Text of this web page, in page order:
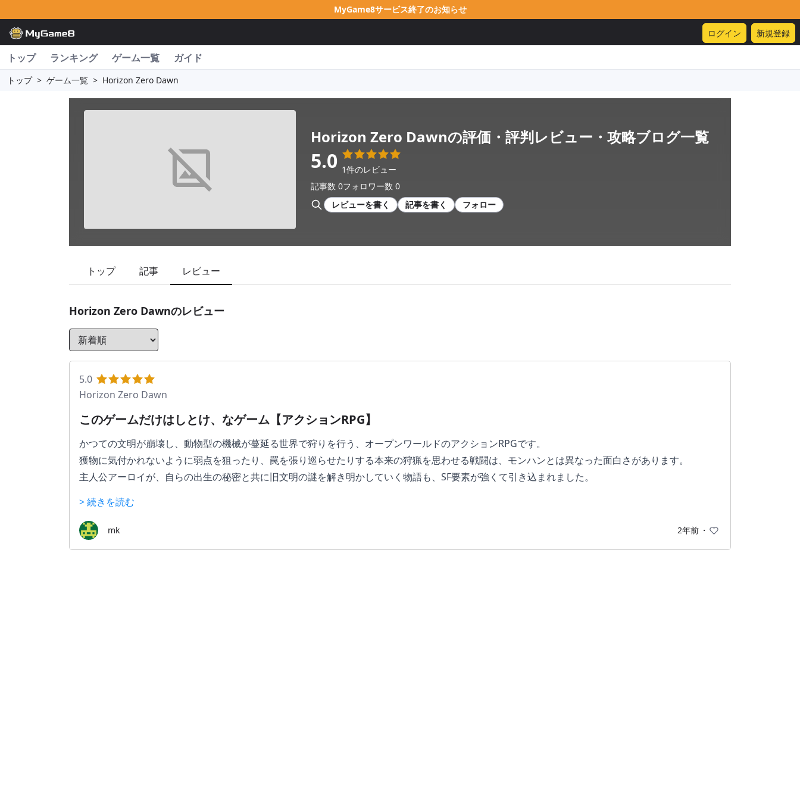
MyGame8サービス終了のお知らせ
ログイン 新規登録
トップ ランキング ゲーム一覧 ガイド
トップ > ゲーム一覧 > Horizon Zero Dawn
Horizon Zero Dawnの評価・評判レビュー・攻略ブログ一覧
5.0 1件のレビュー
記事数 0フォロワー数 0
レビューを書く
記事を書く フォロー
トップ 記事 レビュー
Horizon Zero Dawnのレビュー
5.0
Horizon Zero Dawn
このゲームだけはしとけ、なゲーム【アクションRPG】
かつての文明が崩壊し、動物型の機械が蔓延る世界で狩りを行う、オープンワールドのアクションRPGです。
獲物に気付かれないように弱点を狙ったり、罠を張り巡らせたりする本来の狩猟を思わせる戦闘は、モンハンとは異なった面白さがあります。
主人公アーロイが、自らの出生の秘密と共に旧文明の謎を解き明かしていく物語も、SF要素が強くて引き込まれました。
動物や恐竜を模した機械獣のデザインも秀逸で、攻撃すると小さな部品が外れて落ちるところまで再現されたリアルさにも驚きました。
> 続きを読む
mk 2年前 ・